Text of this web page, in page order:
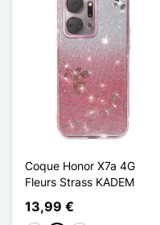
Coque Honor X7a 4G
Fleurs Strass KADEM
13,99 €